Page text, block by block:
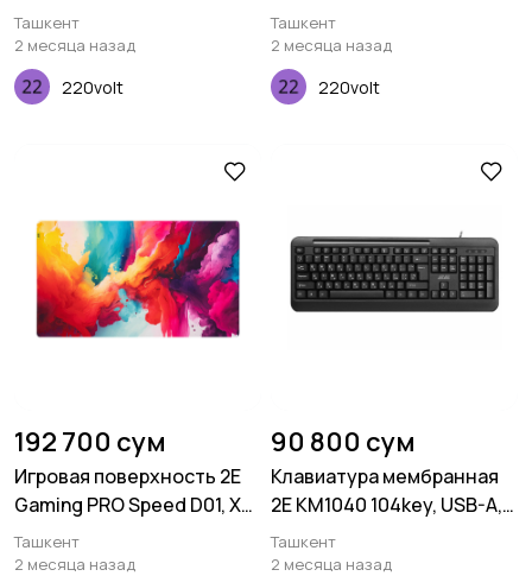
PALACE XL
(900х400х3мм), Черный
Ташкент
2 месяца назад
220volt
Ташкент
2 месяца назад
220volt
192 700 сум
Игровая поверхность 2E
Gaming PRO Speed D01, XL
(800x450x3мм),
многоцветный
Ташкент
2 месяца назад
90 800 сум
Клавиатура мембранная
2E KM1040 104key, USB-A,
EN/UK/RU, чёрный
Ташкент
2 месяца назад